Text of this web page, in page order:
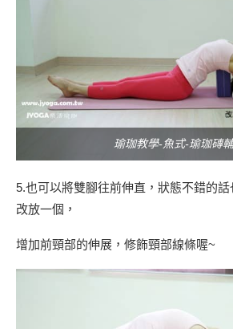
瑜珈教學-魚式-瑜珈磚
5.也可以將雙腳往前伸直，狀態不錯的
改放一個，
增加前頸部的伸展，修飾頸部線條喔~